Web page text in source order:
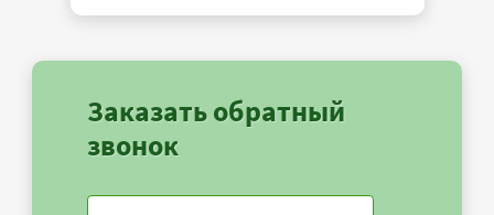
Заказать обратный
звонок